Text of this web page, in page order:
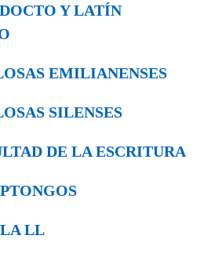
Y LATÍN
EMILIANENSES
SILENSES
DE LA ESCRITURA
LA LL